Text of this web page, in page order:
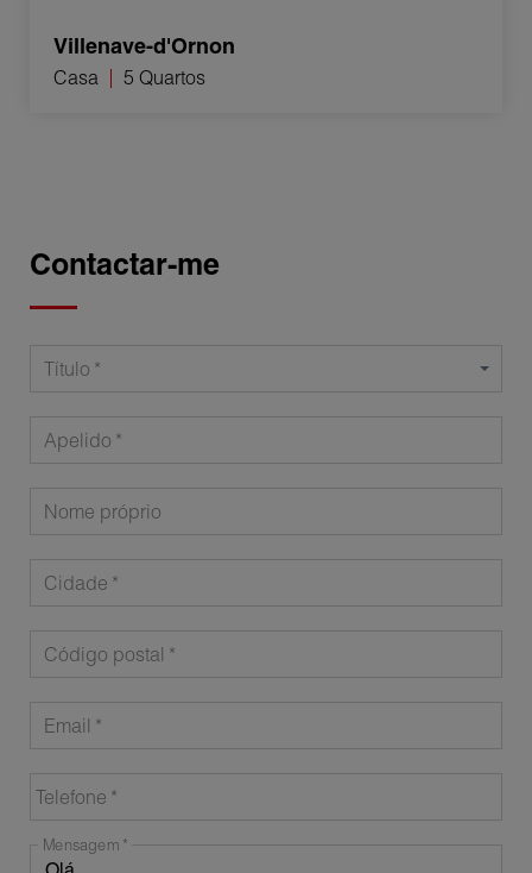
Villenave-d'Ornon
Casa 5 Quartos
Contactar-me
Título
Apelido
Nome próprio
Cidade
Código postal
Email
Telefone
Mensagem